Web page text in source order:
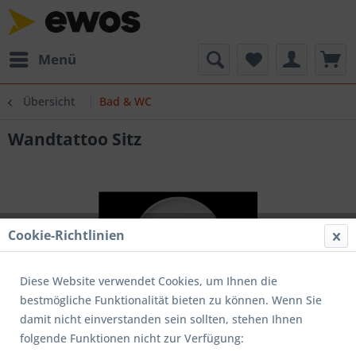
Menü
Übersicht Bad & WC
Wandtattoo Sitz
Cookie-Richtlinien
Diese Website verwendet Cookies, um Ihnen die
bestmögliche Funktionalität bieten zu können. Wenn Sie
damit nicht einverstanden sein sollten, stehen Ihnen
folgende Funktionen nicht zur Verfügung: